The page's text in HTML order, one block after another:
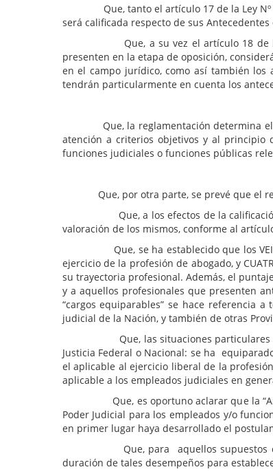
Que, tanto el artículo 17 de la Ley Nº
será calificada respecto de sus Antecedentes
Que, a su vez el artículo 18 de la Ley
presenten en la etapa de oposición,
en el campo jurídico, como así también los
tendrán particularmente en cuenta los
Que, la reglamentación determina el
atención a criterios objetivos y al principio
funciones judiciales o funciones públicas
Que, por otra parte, se prevé que el
Que, a los efectos de la calificación de
valoración de los mismos, conforme al
Que, se ha establecido que los
ejercicio de la profesión de abogado, y
su trayectoria profesional. Además, el
y a aquellos profesionales que presenten
“cargos equiparables” se hace referencia
judicial de la Nación, y también de otras
Que, las situaciones particulares de
Justicia Federal o Nacional: se ha
el aplicable al ejercicio liberal de la
aplicable a los empleados judiciales en
Que, es oportuno aclarar que la
Poder Judicial para los empleados y/o
en primer lugar haya desarrollado el
Que, para aquellos supuestos en que
duración de tales desempeños para